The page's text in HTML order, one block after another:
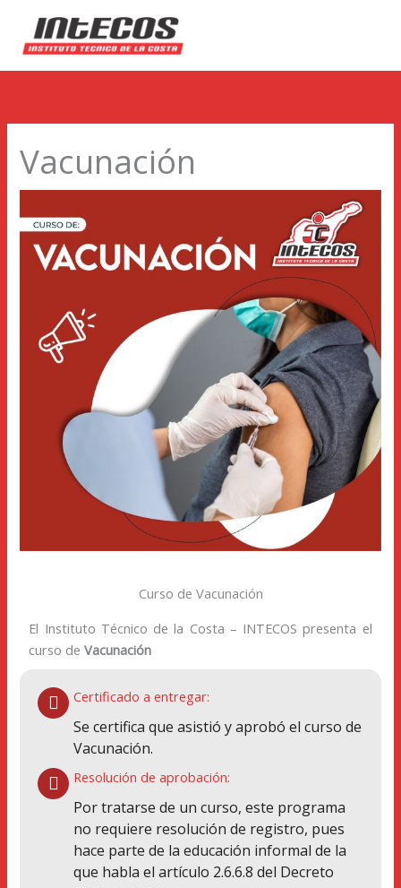
Vacunación
Curso de Vacunación
El Instituto Técnico de la Costa – INTECOS presenta el
curso deVacunación
Certificado a entregar:
Se certifica que asistió y aprobó el curso de
Vacunación.
Resolución de aprobación:
Por tratarse de un curso, este programa
no requiere resolución de registro, pues
hace parte de la educación informal de la
que habla el artículo 2.6.6.8 del Decreto